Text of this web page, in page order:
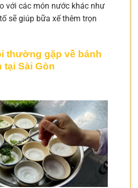
với các món nước khác như
sẽ giúp bữa xế thêm trọn
thường gặp về bánh
tại Sài Gòn